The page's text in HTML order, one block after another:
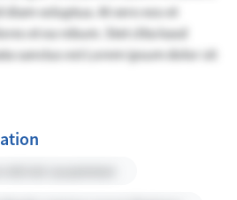
diam voluptua. At vero eos et
et ea rebum. Stet clita kasd
sanctus est Lorem ipsum dolor sit